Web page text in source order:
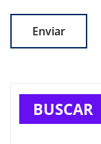
BUSCAR